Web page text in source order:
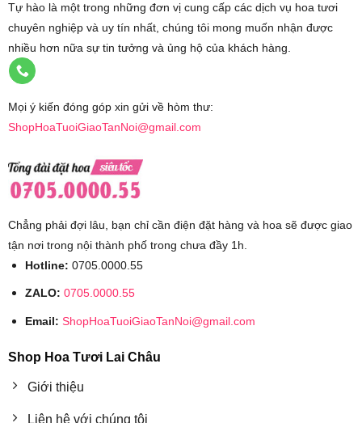
Tự hào là một trong những đơn vị cung cấp các dịch vụ hoa tươi
chuyên nghiệp và uy tín nhất, chúng tôi mong muốn nhận được
nhiều hơn nữa sự tin tưởng và ủng hộ của khách hàng.
Mọi ý kiến đóng góp xin gửi về hòm thư:
ShopHoaTuoiGiaoTanNoi@gmail.com
Chẳng phải đợi lâu, bạn chỉ cần điện đặt hàng và hoa sẽ được giao
tận nơi trong nội thành phố trong chưa đầy 1h.
Hotline: 0705.0000.55
ZALO: 0705.0000.55
Email: ShopHoaTuoiGiaoTanNoi@gmail.com
Shop Hoa Tươi Lai Châu
Giới thiệu
Liên hệ với chúng tôi